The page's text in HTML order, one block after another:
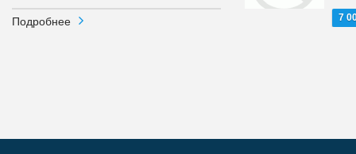
Подробнее 7